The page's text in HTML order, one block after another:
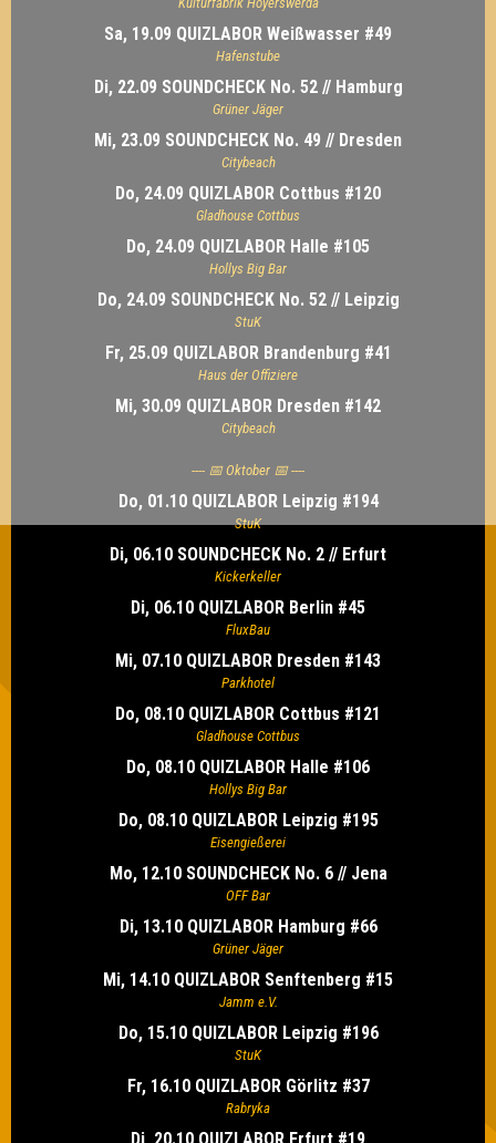
Sa, 19.09 QUIZLABOR Weißwasser #49
Hafenstube
Di, 22.09 SOUNDCHECK No. 52 // Hamburg
Grüner Jäger
Mi, 23.09 SOUNDCHECK No. 49 // Dresden
Citybeach
Do, 24.09 QUIZLABOR Cottbus #120
Gladhouse Cottbus
Do, 24.09 QUIZLABOR Halle #105
Hollys Big Bar
Do, 24.09 SOUNDCHECK No. 52 // Leipzig
StuK
Fr, 25.09 QUIZLABOR Brandenburg #41
Haus der Offiziere
Mi, 30.09 QUIZLABOR Dresden #142
Citybeach
---- 📅 Oktober 📅 ----
Do, 01.10 QUIZLABOR Leipzig #194
StuK
Di, 06.10 SOUNDCHECK No. 2 // Erfurt
Kickerkeller
Di, 06.10 QUIZLABOR Berlin #45
FluxBau
Mi, 07.10 QUIZLABOR Dresden #143
Parkhotel
Do, 08.10 QUIZLABOR Cottbus #121
Gladhouse Cottbus
Do, 08.10 QUIZLABOR Halle #106
Hollys Big Bar
Do, 08.10 QUIZLABOR Leipzig #195
Eisengießerei
Mo, 12.10 SOUNDCHECK No. 6 // Jena
OFF Bar
Di, 13.10 QUIZLABOR Hamburg #66
Grüner Jäger
Mi, 14.10 QUIZLABOR Senftenberg #15
Jamm e.V.
Do, 15.10 QUIZLABOR Leipzig #196
StuK
Fr, 16.10 QUIZLABOR Görlitz #37
Rabryka